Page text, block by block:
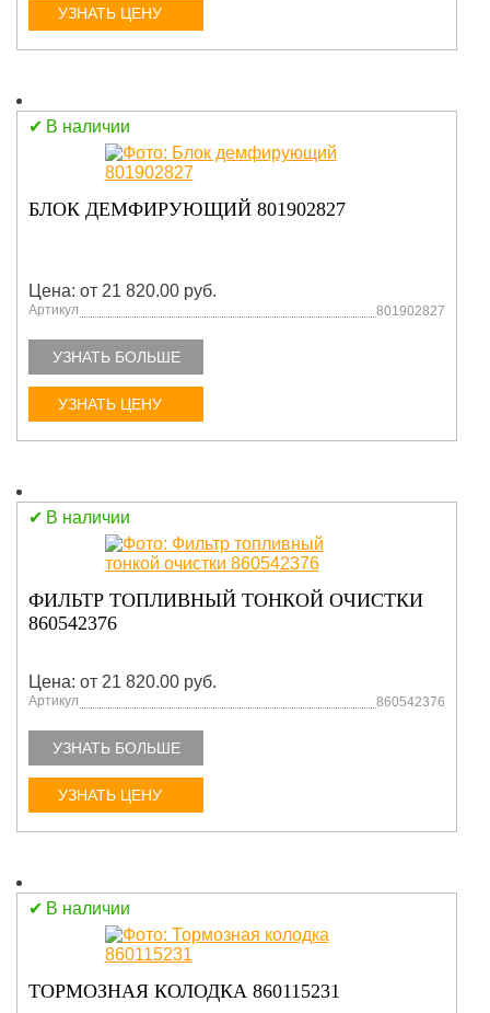
УЗНАТЬ ЦЕНУ
В наличии
БЛОК ДЕМФИРУЮЩИЙ 801902827
Цена: от 21 820.00 руб.
Артикул 801902827
УЗНАТЬ БОЛЬШЕ
УЗНАТЬ ЦЕНУ
В наличии
ФИЛЬТР ТОПЛИВНЫЙ ТОНКОЙ ОЧИСТКИ
860542376
Цена: от 21 820.00 руб.
Артикул 860542376
УЗНАТЬ БОЛЬШЕ
УЗНАТЬ ЦЕНУ
В наличии
ТОРМОЗНАЯ КОЛОДКА 860115231